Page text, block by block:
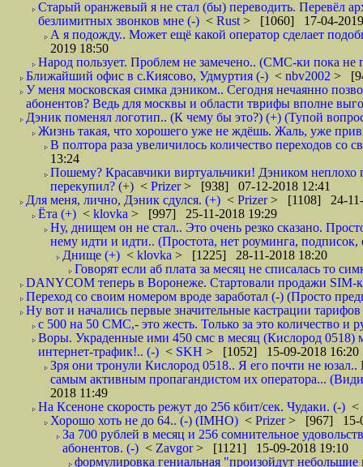
Старый оранжевый я не стал (бы) переводить. Перевёл
безлимитных звонков мне (-) < Rust > [1060] 17-04-
А я подожду.. Может ещё какой оператор сделает
2019 18:50
Народ пользует. Проблем не замечено.. (СМС-ки пока
Ближайший офис в с.Киясово, Удмуртия (-) < nbv2002 >
У меня московская симка дэником.. Сегодня нечаянно
абонентов? Ведь для москвы и области тврифы вполне
Дэник поменял логотип.. (К чему бы это?) (+) (Тупой
Жизнь такая, что хорошего уже не ждёшь. Жаль, уже
В полтора раза увеличилось количество переходов
13:24
Пошему? Красавчики виртуальчики! Дэником
перекупил? (+) < Prizer> [938] 07-12-2018 12:41
Для меня, лично, Дэник сдулся. (+) < Prizer> [1108] 24-11-
Ёта (+) < klovka > [997] 25-11-2018 19:29
Ну, днищем он не стал.. Это очень резко сказано.
нему идти и идти.. (Простота, нет роуминга,
Днище (+) < klovka > [1225] 28-11-2018 18:20
Говорят если аб плата за месяц не списалась то
DANYCOM теперь в Воронеже. Стартовали продажи SIM-
Переход со своим номером вроде заработал (-) (Просто
Ну вот и начались первые значительные кастрации
с 500 на 50 СМС,- это жесть. Только за это количество и
Воры. Украденные ими 450 смс в месяц (Кислород 0518)
интернет-трафик!.. (-) < SKH > [1052] 15-09-2018 16:20
Зря они тронули Кислород 0518.. Я его почти не
самым активным пропагандистом их оператора...
2018 11:49
На Ксеноне скорость режут до 256 кбит/сек. Чудаки. (-) <
Хорошо хоть не до 64.. (-) (IMHO) < Prizer> [967] 15-
За 700 рублей в месяц и 256 сомнительное
абонентов. (-) < Zavgor> [1121] 15-09-2018 19:10
формулировка гениальная "произойдут небольшие